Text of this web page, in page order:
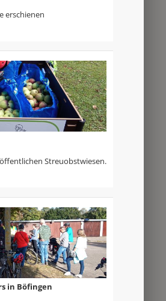
erschienen
Streuobstwiesen.
in Böfingen